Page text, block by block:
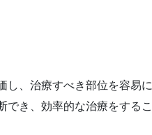
し、治療すべき部位を容易に
でき、効率的な治療をするこ